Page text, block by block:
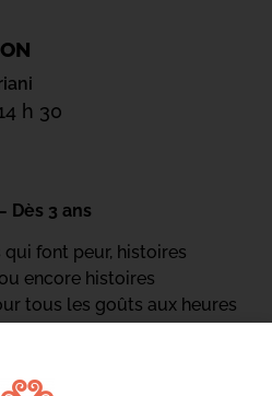
h 30
Dès 3 ans
font peur, histoires
encore histoires
tous les goûts aux heures